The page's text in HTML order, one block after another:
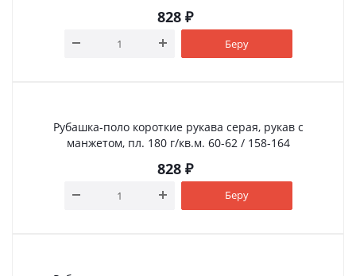
828 ₽
Беру
Рубашка-поло короткие рукава серая, рукав с
манжетом, пл. 180 г/кв.м. 60-62 / 158-164
828 ₽
Беру